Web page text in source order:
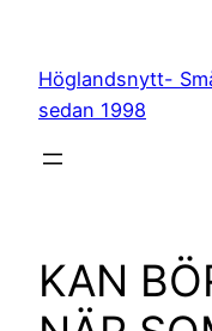
innehåll
Höglandsnytt-
sedan 1998
KAN